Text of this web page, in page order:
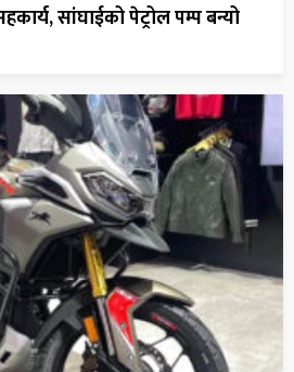
सांघाईको पेट्रोल पम्प बन्यो